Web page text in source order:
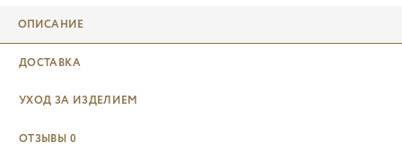
ОПИСАНИЕ
ДОСТАВКА
УХОД ЗА ИЗДЕЛИЕМ
ОТЗЫВЫ 0